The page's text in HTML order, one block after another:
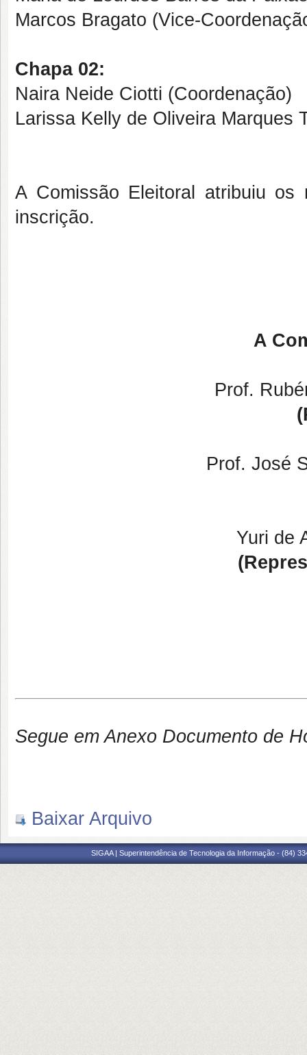
Marcos Bragato (Vice-
Chapa 02:
Naira Neide Ciotti (Coordenação)
Larissa Kelly de Oliveira Marques
A Comissão Eleitoral atribuiu
inscrição.
A
Prof.
Prof. José
Yuri de
Segue em Anexo Documento de
Baixar Arquivo
SIGAA | Superintendência de Tecnologia da Informação - (84)